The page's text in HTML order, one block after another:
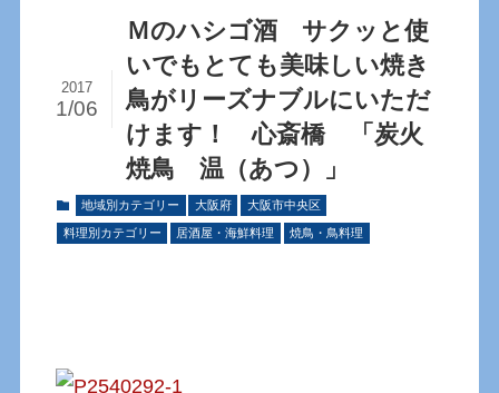
Ｍのハシゴ酒 サクッと使
いでもとても美味しい焼き
鳥がリーズナブルにいただ
けます！ 心斎橋 「炭火
焼鳥 温（あつ）」
2017
1/06
地域別カテゴリー 大阪府 大阪市中央区
料理別カテゴリー 居酒屋・海鮮料理 焼鳥・鳥料理